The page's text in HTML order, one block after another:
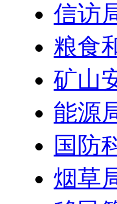
信访
粮食
矿山
能源
国防
烟草